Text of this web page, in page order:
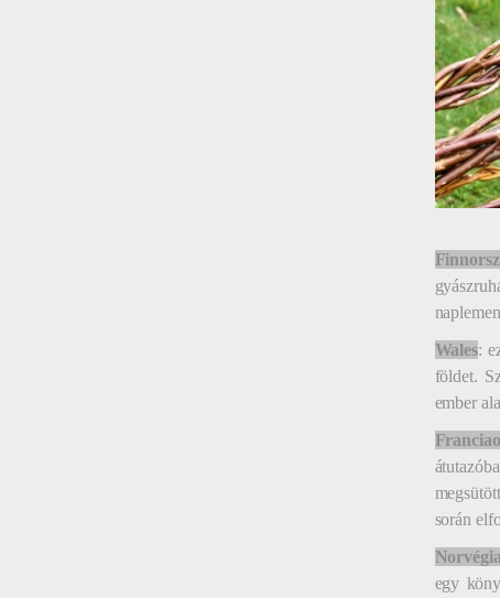
Wales:
földet.
ember
során
Norvégia
egy